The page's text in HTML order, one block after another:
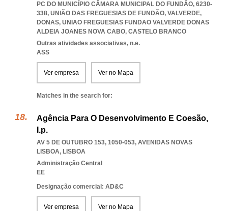
PC DO MUNICÍPIO CÂMARA MUNICIPAL DO FUNDÃO, 6230-
338, UNIÃO DAS FREGUESIAS DE FUNDÃO, VALVERDE,
DONAS, UNIAO FREGUESIAS FUNDAO VALVERDE DONAS
ALDEIA JOANES NOVA CABO, CASTELO BRANCO
Outras atividades associativas, n.e.
ASS
Ver empresa Ver no Mapa
Matches in the search for:
Agência Para O Desenvolvimento E Coesão,
I.p.
AV 5 DE OUTUBRO 153, 1050-053, AVENIDAS NOVAS
LISBOA, LISBOA
Administração Central
EE
Designação comercial: AD&C
Ver empresa Ver no Mapa